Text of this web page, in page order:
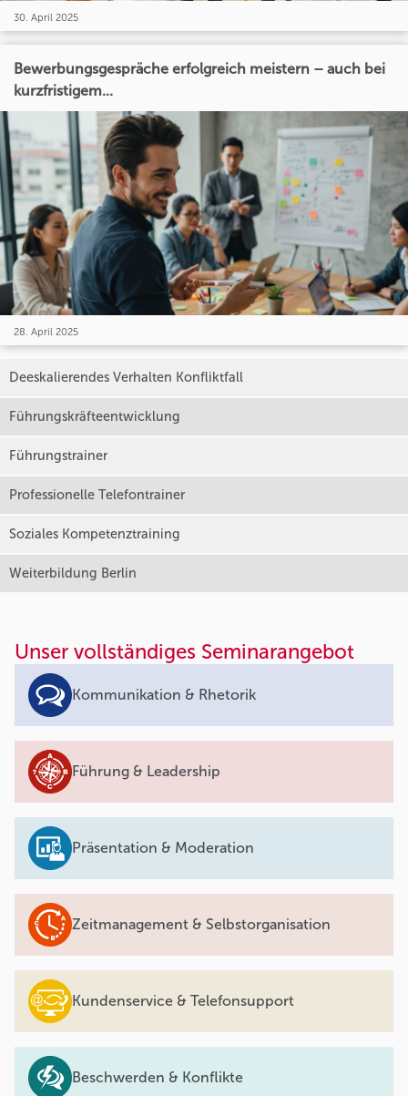
30. April 2025
Bewerbungsgespräche erfolgreich meistern – auch bei
kurzfristigem...
28. April 2025
Deeskalierendes Verhalten Konfliktfall
Führungskräfteentwicklung
Führungstrainer
Professionelle Telefontrainer
Soziales Kompetenztraining
Weiterbildung Berlin
Unser vollständiges Seminarangebot
Kommunikation & Rhetorik
Führung & Leadership
Präsentation & Moderation
Zeitmanagement & Selbstorganisation
Kundenservice & Telefonsupport
Beschwerden & Konflikte